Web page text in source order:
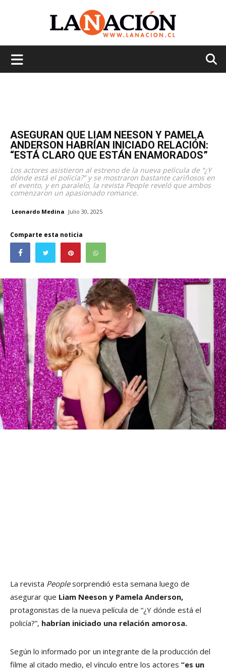
ASEGURAN QUE LIAM NEESON Y PAMELA
ANDERSON HABRÍAN INICIADO RELACIÓN:
“ESTÁ CLARO QUE ESTÁN ENAMORADOS”
Los actores asistieron al estreno de la nueva película de “¿Y
dónde está el policía?” y se mostraron bastante cariñosos en
el evento, y en paralelo, la revista People reveló que ambos
comenzaron un apasionado romance.
Leonardo Medina Julio 30, 2025
Comparte esta noticia
La revista Peoplesorprendió esta semana luego de
asegurar que Liam Neeson y Pamela Anderson,
protagonistas de la nueva película de “¿Y dónde está el
policía?”, habrían iniciado una relación amorosa.
Según lo informado por un integrante de la producción del
filme al citado medio, el vínculo entre los actores “es un